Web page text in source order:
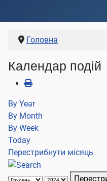
Головна
Календар подій
By Year
By Month
By Week
Today
Перестрибнути місяць